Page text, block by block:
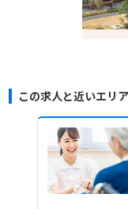
この求人と近いエリ